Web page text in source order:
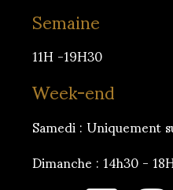
Semaine
11H -19H30
Week-end
Samedi : Uniquement
Dimanche : 14h30 -